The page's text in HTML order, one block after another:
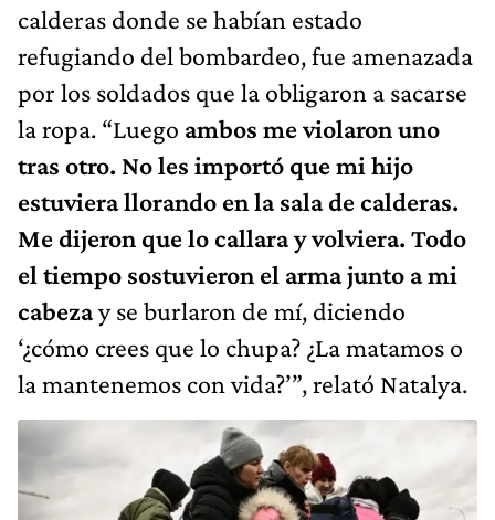
calderas donde se habían estado
refugiando del bombardeo, fue amenazada
por los soldados que la obligaron a sacarse
la ropa. “Luego ambos me violaron uno
tras otro. No les importó que mi hijo
estuviera llorando en la sala de calderas.
Me dijeron que lo callara y volviera. Todo
el tiempo sostuvieron el arma junto a mi
cabezay se burlaron de mí, diciendo
‘¿cómo crees que lo chupa? ¿La matamos o
la mantenemos con vida?’”, relató Natalya.